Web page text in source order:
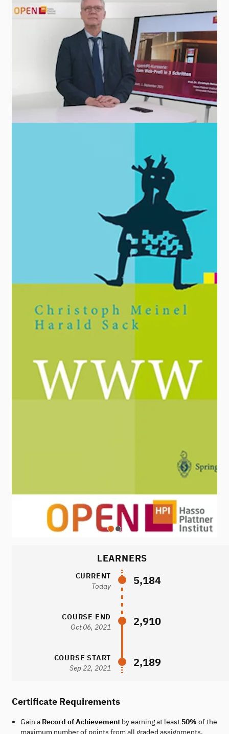
LEARNERS
CURRENT
Today
5,184
COURSE END
Oct 06, 2021
2,910
COURSE START
Sep 22, 2021
2,189
Certificate Requirements
Gain a Record of Achievementby earning at least 50% of the
maximum number of points from all graded assignments.